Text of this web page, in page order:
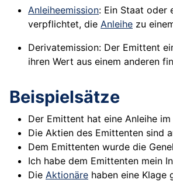
Anleiheemission: Ein Staat oder
verpflichtet, die Anleihe zu
Derivatemission: Der Emittent
ihren Wert aus einem anderen
Beispielsätze
Der Emittent hat eine Anleihe
Die Aktien des Emittenten sind
Dem Emittenten wurde die
Ich habe dem Emittenten mein
Die Aktionäre haben eine Klage